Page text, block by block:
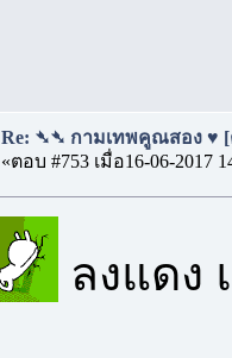
Re: ➴➴ กามเทพคูณสอง ♥ [
«ตอบ #753 เมื่อ16-06-2017
ลงแดง